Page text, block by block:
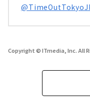
Copyright © ITmedia, Inc. All